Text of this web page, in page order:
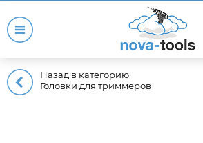
Назад в категорию
Головки для триммеров